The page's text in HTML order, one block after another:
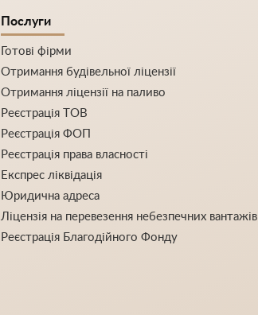
Послуги
Готові фірми
Отримання будівельної ліцензії
Отримання ліцензії на паливо
Реєстрація ТОВ
Реєстрація ФОП
Реєстрація права власності
Експрес ліквідація
Юридична адреса
Ліцензія на перевезення небезпечних вантажів
Реєстрація Благодійного Фонду